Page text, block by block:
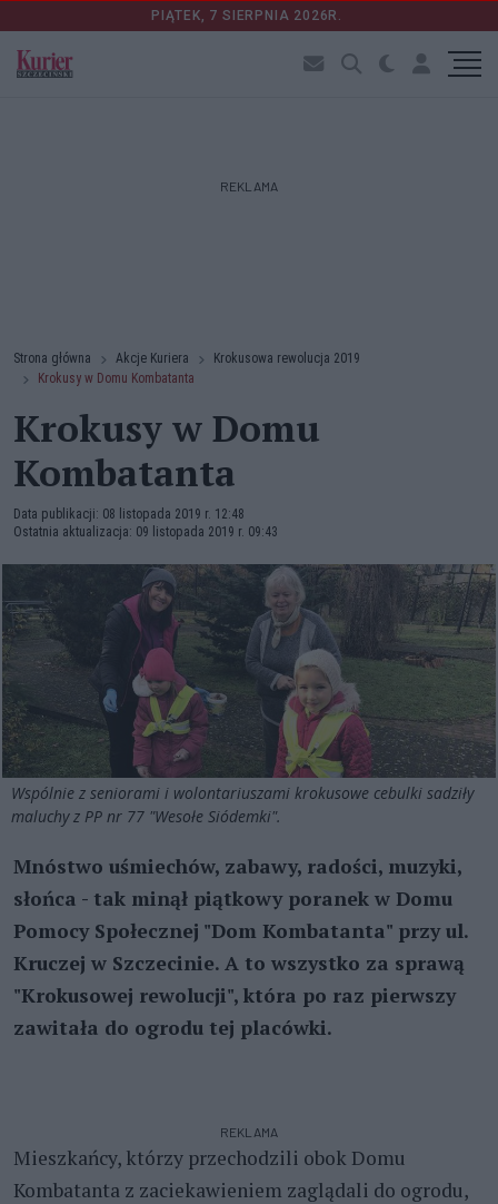
PIĄTEK, 7 SIERPNIA 2026R.
REKLAMA
Strona główna Akcje Kuriera
Krokusowa rewolucja 2019
Krokusy w Domu Kombatanta
Krokusy w Domu
Kombatanta
Data publikacji: 08 listopada 2019 r. 12:48
Ostatnia aktualizacja: 09 listopada 2019 r. 09:43
Wspólnie z seniorami i wolontariuszami krokusowe cebulki sadziły
maluchy z PP nr 77 "Wesołe Siódemki".
Mnóstwo uśmiechów, zabawy, radości, muzyki,
słońca - tak minął piątkowy poranek w Domu
Pomocy Społecznej "Dom Kombatanta" przy ul.
Kruczej w Szczecinie. A to wszystko za sprawą
"Krokusowej rewolucji", która po raz pierwszy
zawitała do ogrodu tej placówki.
REKLAMA
Mieszkańcy, którzy przechodzili obok Domu
Kombatanta z zaciekawieniem zaglądali do ogrodu,